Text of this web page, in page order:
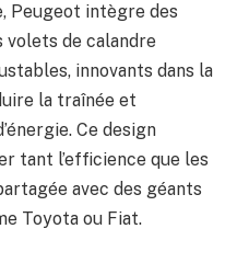
Peugeot intègre des
volets de calandre
innovants dans la
la traînée et
Ce design
tant l’efficience que les
avec des géants
Toyota ou Fiat.